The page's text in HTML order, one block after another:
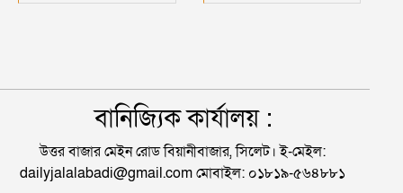
বানিজ্যিক কার্যালয় :
উত্তর বাজার মেইন রোড বিয়ানীবাজার, সিলেট। ই-মেইল:
dailyjalalabadi@gmail.com মোবাইল: ০১৮১৯-৫৬৪৮৮১